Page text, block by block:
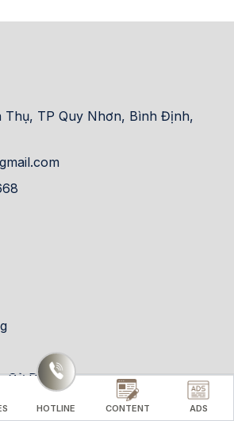
HOTLINE CONTENT ADS
Thụ, TP Quy Nhơn, Bình Định,
Sử Dụng